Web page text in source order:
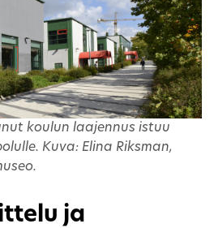
koulun laajennus istuu
Kuva: Elina Riksman,
ja